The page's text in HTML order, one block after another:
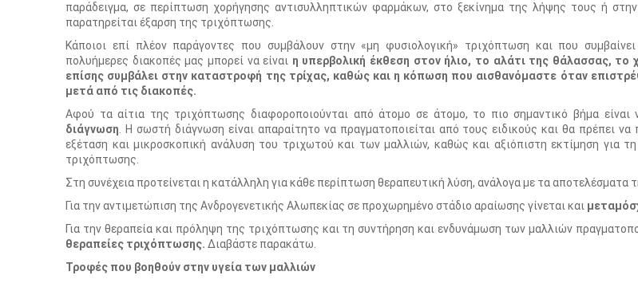
παράδειγμα, σε περίπτωση χορήγησης αντισυλληπτικών φαρμάκων, στο ξεκίνημα της λήψης τους ή
παρατηρείται έξαρση της τριχόπτωσης.
Κάποιοι επί πλέον παράγοντες που συμβάλουν στην «μη φυσιολογική» τριχόπτωση και που
πολυήμερες διακοπές μας μπορεί να είναι η υπερβολική έκθεση στον ήλιο, το αλάτι της θάλασσας, το
επίσης συμβάλει στην καταστροφή της τρίχας, καθώς και η κόπωση που αισθανόμαστε όταν
μετά από τις διακοπές.
Αφού τα αίτια της τριχόπτωσης διαφοροποιούνται από άτομο σε άτομο, το πιο σημαντικό βήμα είναι
διάγνωση . Η σωστή διάγνωση είναι απαραίτητο να πραγματοποιείται από τους ειδικούς και θα πρέπει να
εξέταση και μικροσκοπική ανάλυση του τριχωτού και των μαλλιών, καθώς και αξιόπιστη εκτίμηση για τη
τριχόπτωσης.
Στη συνέχεια προτείνεται η κατάλληλη για κάθε περίπτωση θεραπευτική λύση, ανάλογα με τα αποτελέσματα
Για την αντιμετώπιση της Ανδρογενετικής Αλωπεκίας σε προχωρημένο στάδιο αραίωσης γίνεται και
Για την θεραπεία και πρόληψη της τριχόπτωσης και τη συντήρηση και ενδυνάμωση των μαλλιών
θεραπείες τριχόπτωσης. Διαβάστε παρακάτω.
Τροφές που βοηθούν στην υγεία των μαλλιών